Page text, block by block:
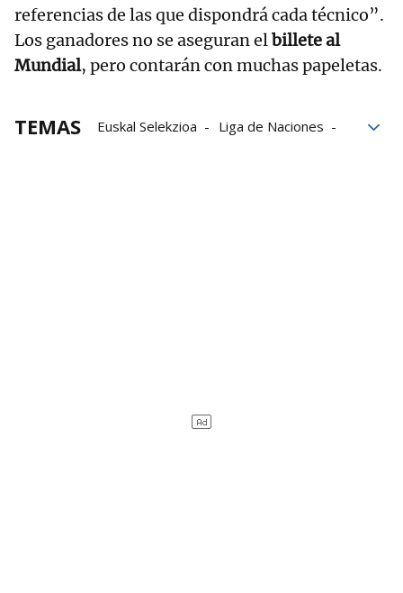
referencias de las que dispondrá cada técnico”.
Los ganadores no se aseguran elbillete al
Mundial, pero contarán con muchas papeletas.
TEMAS Euskal Selekzioa
Liga de Naciones